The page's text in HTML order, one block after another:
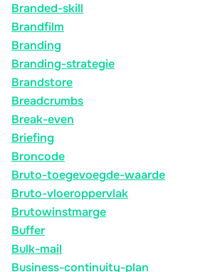
Branded-skill
Brandfilm
Branding
Branding-strategie
Brandstore
Breadcrumbs
Break-even
Briefing
Broncode
Bruto-toegevoegde-waarde
Bruto-vloeroppervlak
Brutowinstmarge
Buffer
Bulk-mail
Business-continuity-plan